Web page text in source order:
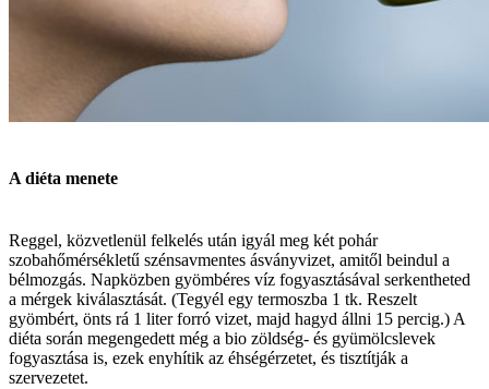
A diéta menete
Reggel, közvetlenül felkelés után igyál meg két pohár
szobahőmérsékletű szénsavmentes ásványvizet, amitől beindul a
bélmozgás. Napközben gyömbéres víz fogyasztásával serkentheted
a mérgek kiválasztását. (Tegyél egy termoszba 1 tk. Reszelt
gyömbért, önts rá 1 liter forró vizet, majd hagyd állni 15 percig.) A
diéta során megengedett még a bio zöldség- és gyümölcslevek
fogyasztása is, ezek enyhítik az éhségérzetet, és tisztítják a
szervezetet.